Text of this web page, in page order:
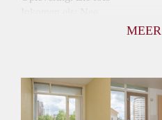
Gedeelde Douche: Ja
Gedeelde woonkamer: Ja
MEER